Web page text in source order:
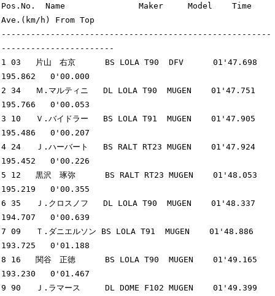
Pos.No.  Name               Maker     Model    Time
Ave.(km/h) From Top
-------------------------------------------------------
-----------------------
1 03   片山　右京      BS LOLA T90  DFV      01'47.698
195.862   0'00.000
2 34   Ｍ.マルティニ   DL LOLA T90  MUGEN    01'47.751
195.766   0'00.053
3 10   Ｖ.バイドラー   BS LOLA T91  MUGEN    01'47.905
195.486   0'00.207
4 24   Ｊ.ハーバート   BS RALT RT23 MUGEN    01'47.924
195.452   0'00.226
5 12   黒沢　琢弥      BS RALT RT23 MUGEN    01'48.053
195.219   0'00.355
6 35   Ｊ.クロスノフ   DL LOLA T90  MUGEN    01'48.337
194.707   0'00.639
7 09   Ｔ.ダニエルソン BS LOLA T91  MUGEN    01'48.886
193.725   0'01.188
8 16   関谷　正徳      BS LOLA T90  MUGEN    01'49.165
193.230   0'01.467
9 90   Ｊ.ラマース     DL DOME F102 MUGEN    01'49.399